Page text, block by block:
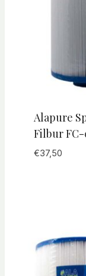
Alapure
Filbur FC-
€37,50